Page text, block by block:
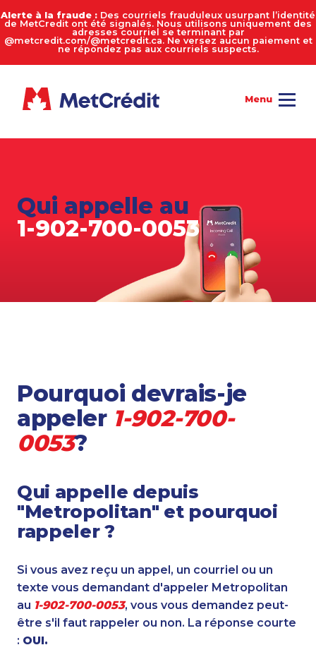
Alerte à la fraude : Des courriels frauduleux usurpant l’identité
de MetCredit ont été signalés. Nous utilisons uniquement des
adresses courriel se terminant par
@metcredit.com/@metcredit.ca. Ne versez aucun paiement et
ne répondez pas aux courriels suspects.
Qui appelle au
1-902-700-0053
Pourquoi devrais-je
appeler 1-902-700-
0053?
Qui appelle depuis
"Metropolitan" et pourquoi
rappeler ?
Si vous avez reçu un appel, un courriel ou un
texte vous demandant d'appeler Metropolitan
au 1-902-700-0053, vous vous demandez peut-
être s'il faut rappeler ou non. La réponse courte
: OUI.